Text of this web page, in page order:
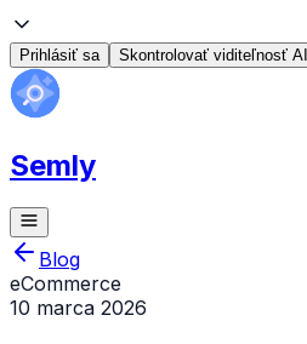
Prihlásiť sa Skontrolovať viditeľnosť AI
Semly
Blog
eCommerce
10 marca 2026